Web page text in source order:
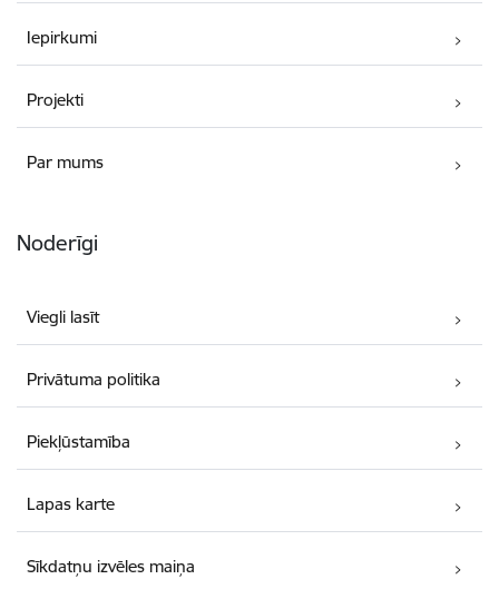
Iepirkumi
Projekti
Par mums
Noderīgi
Viegli lasīt
Privātuma politika
Piekļūstamība
Lapas karte
Sīkdatņu izvēles maiņa